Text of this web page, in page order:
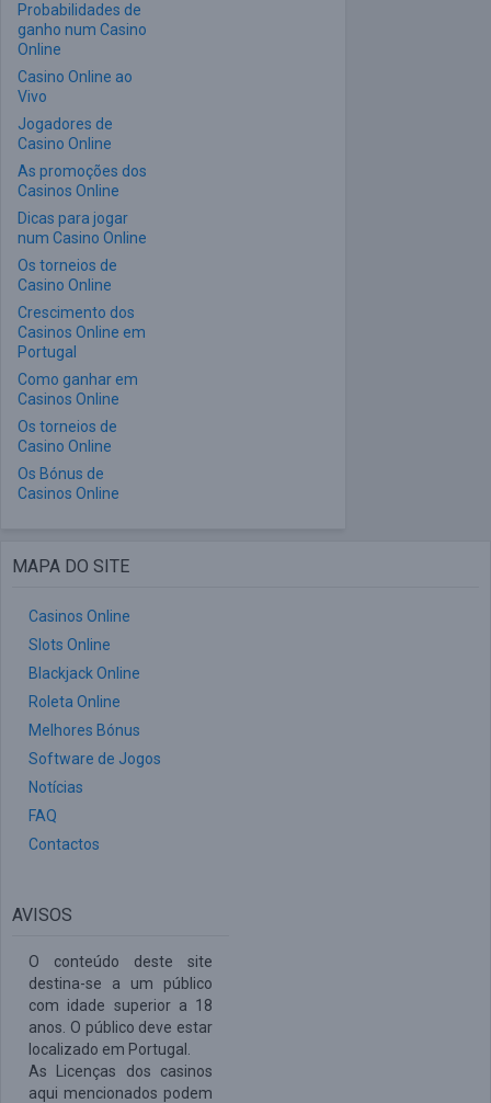
Probabilidades de
ganho num Casino
Online
Casino Online ao
Vivo
Jogadores de
Casino Online
As promoções dos
Casinos Online
Dicas para jogar
num Casino Online
Os torneios de
Casino Online
Crescimento dos
Casinos Online em
Portugal
Como ganhar em
Casinos Online
Os torneios de
Casino Online
Os Bónus de
Casinos Online
MAPA DO SITE
Casinos Online
Slots Online
Blackjack Online
Roleta Online
Melhores Bónus
Software de Jogos
Notícias
FAQ
Contactos
AVISOS
O conteúdo deste site
destina-se a um público
com idade superior a 18
anos. O público deve estar
localizado em Portugal.
As Licenças dos casinos
aqui mencionados podem